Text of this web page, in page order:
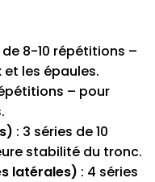
de 8-10 répétitions –
les épaules.
– pour
: 3 séries de 10
stabilité du tronc.
latérales) : 4 séries